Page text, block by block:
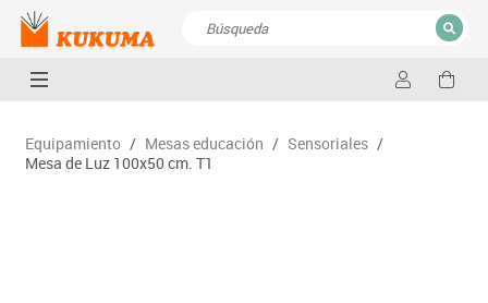
CERRAR
Equipamiento / Mesas educación / Sensoriales /
Mesa de Luz 100x50 cm. T1